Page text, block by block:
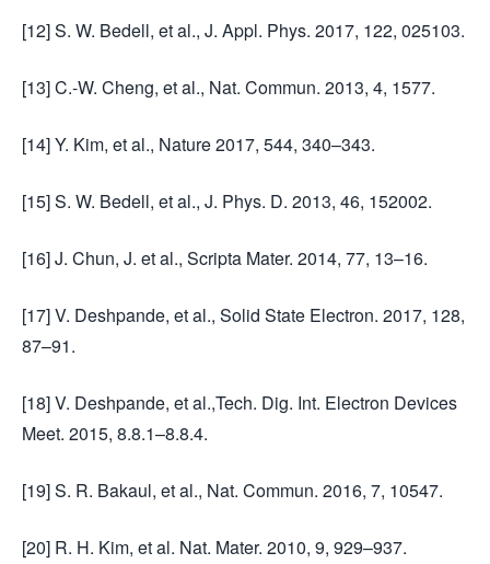
[12] S. W. Bedell, et al., J. Appl. Phys. 2017, 122, 025103.
[13] C.-W. Cheng, et al., Nat. Commun. 2013, 4, 1577.
[14] Y. Kim, et al., Nature 2017, 544, 340–343.
[15] S. W. Bedell, et al., J. Phys. D. 2013, 46, 152002.
[16] J. Chun, J. et al., Scripta Mater. 2014, 77, 13–16.
[17] V. Deshpande, et al., Solid State Electron. 2017, 128,
87–91.
[18] V. Deshpande, et al.,Tech. Dig. Int. Electron Devices
Meet. 2015, 8.8.1–8.8.4.
[19] S. R. Bakaul, et al., Nat. Commun. 2016, 7, 10547.
[20] R. H. Kim, et al. Nat. Mater. 2010, 9, 929–937.